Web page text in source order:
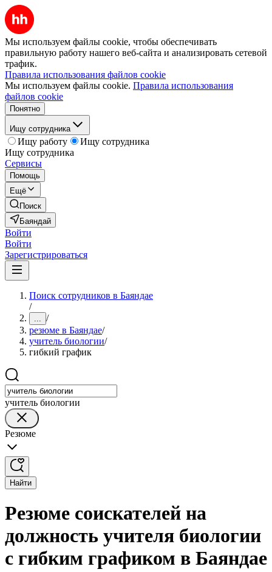
Мы используем файлы cookie, чтобы обеспечивать
правильную работу нашего веб-сайта и анализировать сетевой
трафик.
Правила использования файлов cookie
Мы используем файлы cookie. Правила использования
файлов cookie
Понятно
Ищу сотрудника
Ищу работу
Ищу сотрудника
Ищу сотрудника
Сервисы
Помощь
Ещё
Поиск
Баяндай
Войти
Войти
Зарегистрироваться
Поиск сотрудников в Баяндае
/
... /
резюме в Баяндае/
учитель биологии/
гибкий график
учитель биологии
Резюме
Найти
Резюме соискателей на
должность учителя биологии
с гибким графиком в Баяндае